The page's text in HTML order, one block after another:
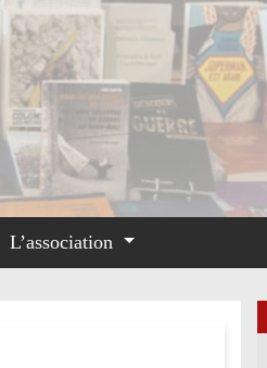
L’association